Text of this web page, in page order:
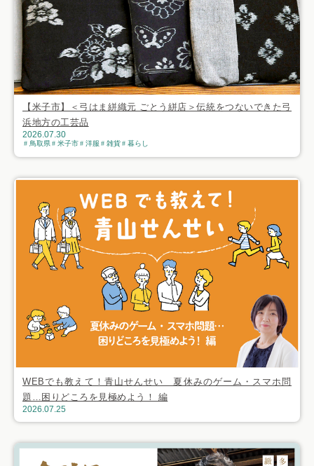
【米子市】＜弓はま絣織元 ごとう絣店＞伝統をつないできた弓
浜地方の工芸品
2026.07.30
鳥取県 米子市 洋服 雑貨 暮らし
WEBでも教えて！青山せんせい 夏休みのゲーム・スマホ問
題…困りどころを見極めよう！ 編
2026.07.25